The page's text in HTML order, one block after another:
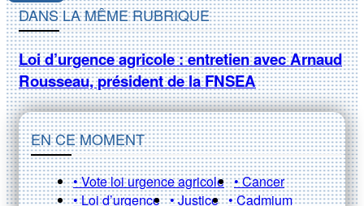
DANS LA MÊME RUBRIQUE
Loi d’urgence agricole : entretien avec Arnaud
Rousseau, président de la FNSEA
EN CE MOMENT
• Vote loi urgence agricole • Cancer
• Loi d’urgence • Justice • Cadmium